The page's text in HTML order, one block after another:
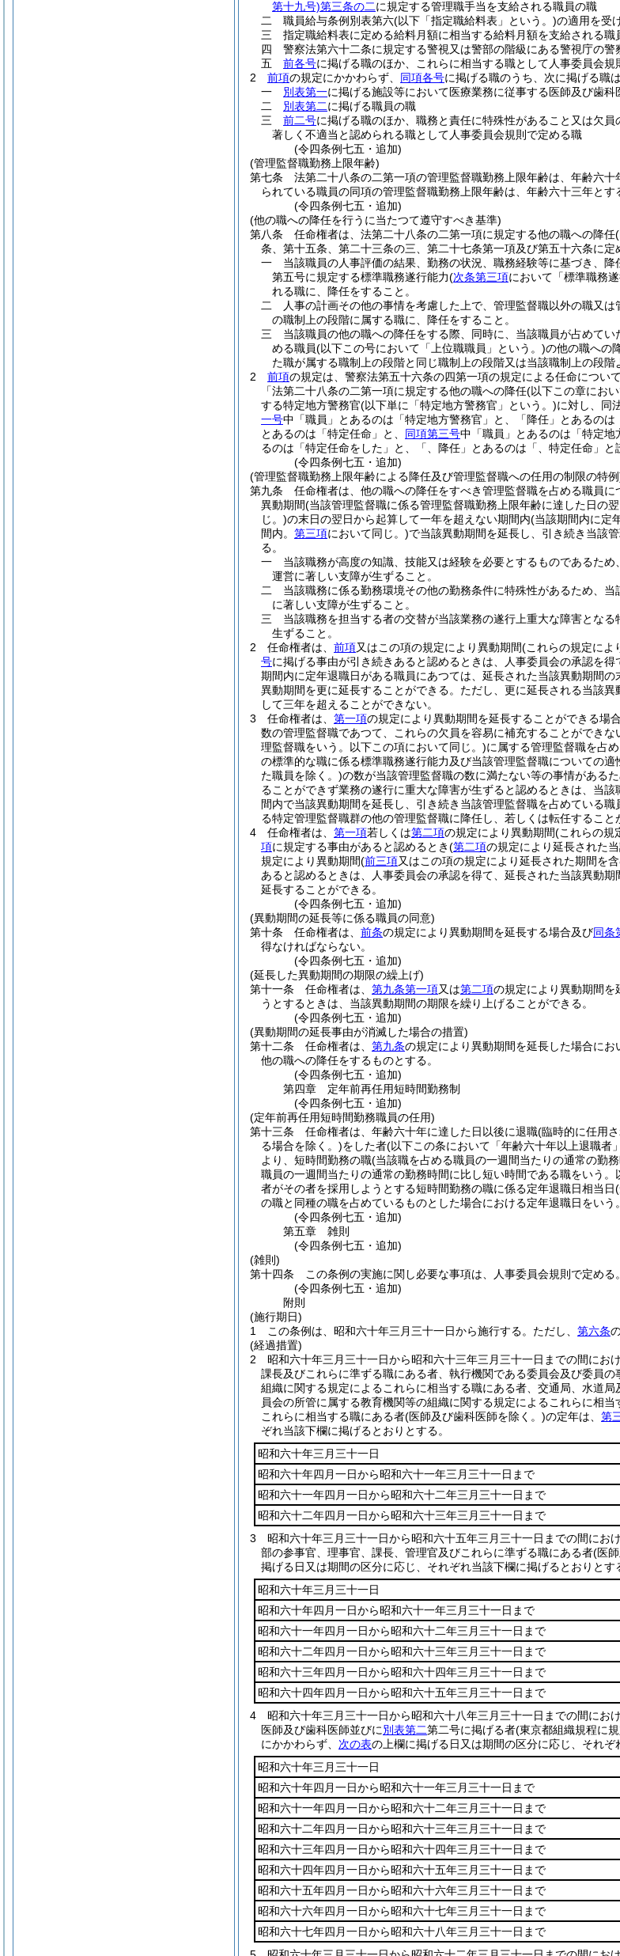
第十九号)第三条の二に規定する管理職手当を支給される職員の職
二
職員給与条例別表第六(以下「指定職給料表」という。)の適用を受
三
指定職給料表に定める給料月額に相当する給料月額を支給される職
四
警察法第六十二条に規定する警視又は警部の階級にある警視庁の警
五
前各号に掲げる職のほか、これらに相当する職として人事委員会規
2
前項の規定にかかわらず、 同項各号に掲げる職のうち、次に掲げる職は
一
別表第一に掲げる施設等において医療業務に従事する医師及び歯科
二
別表第二に掲げる職員の職
三
前二号に掲げる職のほか、職務と責任に特殊性があること又は欠
著しく不適当と認められる職として人事委員会規則で定める職
(令四条例七五・追加)
(管理監督職勤務上限年齢)
第七条
法第二十八条の二第一項の管理監督職勤務上限年齢は、年齢六十
られている職員の同項の管理監督職勤務上限年齢は、年齢六十三年とす
(令四条例七五・追加)
(他の職への降任を行うに当たつて遵守すべき基準)
第八条
任命権者は、法第二十八条の二第一項に規定する他の職への降任
条、第十五条、第二十三条の三、第二十七条第一項及び第五十六条に
一
当該職員の人事評価の結果、勤務の状況、職務経験等に基づき、
第五号に規定する標準職務遂行能力(次条第三項において「標準職務
れる職に、降任をすること。
二
人事の計画その他の事情を考慮した上で、管理監督職以外の職又
の職制上の段階に属する職に、降任をすること。
三
当該職員の他の職への降任をする際、同時に、当該職員が占めて
める職員(以下この号において「上位職職員」という。)の他の職への
た職が属する職制上の段階と同じ職制上の段階又は当該職制上の段
2
前項の規定は、警察法第五十六条の四第一項の規定による任命について
「法第二十八条の二第一項に規定する他の職への降任(以下この章にお
する特定地方警務官(以下単に「特定地方警務官」という。)に対し、同
一号中「職員」とあるのは「特定地方警務官」と、「降任」とあるのは
とあるのは「特定任命」と、 同項第三号中「職員」とあるのは「特定
るのは「特定任命をした」と、「、降任」とあるのは「、特定任命」と
(令四条例七五・追加)
(管理監督職勤務上限年齢による降任及び管理監督職への任用の制限の特
第九条
任命権者は、他の職への降任をすべき管理監督職を占める職員
異動期間(当該管理監督職に係る管理監督職勤務上限年齢に達した日の
じ。)の末日の翌日から起算して一年を超えない期間内(当該期間内に定
間内。 第三項において同じ。)で当該異動期間を延長し、引き続き当該
る。
一
当該職務が高度の知識、技能又は経験を必要とするものであるた
運営に著しい支障が生ずること。
二
当該職務に係る勤務環境その他の勤務条件に特殊性があるため、
に著しい支障が生ずること。
三
当該職務を担当する者の交替が当該業務の遂行上重大な障害とな
生ずること。
2
任命権者は、 前項又はこの項の規定により異動期間(これらの規定によ
号に掲げる事由が引き続きあると認めるときは、人事委員会の承認を
期間内に定年退職日がある職員にあつては、延長された当該異動期間の
異動期間を更に延長することができる。 ただし、更に延長される当該
して三年を超えることができない。
3
任命権者は、 第一項の規定により異動期間を延長することができる場
数の管理監督職であつて、これらの欠員を容易に補充することができ
理監督職をいう。以下この項において同じ。)に属する管理監督職を占
の標準的な職に係る標準職務遂行能力及び当該管理監督職についての適
た職員を除く。)の数が当該管理監督職の数に満たない等の事情がある
ることができず業務の遂行に重大な障害が生ずると認めるときは、当
間内で当該異動期間を延長し、引き続き当該管理監督職を占めている
る特定管理監督職群の他の管理監督職に降任し、若しくは転任すること
4
任命権者は、 第一項若しくは第二項の規定により異動期間(これらの規
項に規定する事由があると認めるとき(第二項の規定により延長された
規定により異動期間(前三項又はこの項の規定により延長された期間を
あると認めるときは、人事委員会の承認を得て、延長された当該異動
延長することができる。
(令四条例七五・追加)
(異動期間の延長等に係る職員の同意)
第十条
任命権者は、 前条の規定により異動期間を延長する場合及び同条
得なければならない。
(令四条例七五・追加)
(延長した異動期間の期限の繰上げ)
第十一条
任命権者は、 第九条第一項又は第二項の規定により異動期間を
うとするときは、当該異動期間の期限を繰り上げることができる。
(令四条例七五・追加)
(異動期間の延長事由が消滅した場合の措置)
第十二条
任命権者は、 第九条の規定により異動期間を延長した場合に
他の職への降任をするものとする。
(令四条例七五・追加)
第四章
定年前再任用短時間勤務制
(令四条例七五・追加)
(定年前再任用短時間勤務職員の任用)
第十三条
任命権者は、年齢六十年に達した日以後に退職(臨時的に任用
る場合を除く。)をした者(以下この条において「年齢六十年以上退職者
より、短時間勤務の職(当該職を占める職員の一週間当たりの通常の勤
職員の一週間当たりの通常の勤務時間に比し短い時間である職をいう
者がその者を採用しようとする短時間勤務の職に係る定年退職日相当日
の職と同種の職を占めているものとした場合における定年退職日をいう
(令四条例七五・追加)
第五章
雑則
(令四条例七五・追加)
(雑則)
第十四条
この条例の実施に関し必要な事項は、人事委員会規則で定める。
(令四条例七五・追加)
附則
(施行期日)
1
この条例は、昭和六十年三月三十一日から施行する。 ただし、 第六条
(経過措置)
2
昭和六十年三月三十一日から昭和六十三年三月三十一日までの間にお
課長及びこれらに準ずる職にある者、執行機関である委員会及び委員
組織に関する規定によるこれらに相当する職にある者、交通局、水道
員会の所管に属する教育機関等の組織に関する規定によるこれらに相当
これらに相当する職にある者(医師及び歯科医師を除く。)の定年は、 第
ぞれ当該下欄に掲げるとおりとする。
昭和六十年三月三十一日
昭和六十年四月一日から昭和六十一年三月三十一日まで
昭和六十一年四月一日から昭和六十二年三月三十一日まで
昭和六十二年四月一日から昭和六十三年三月三十一日まで
3
昭和六十年三月三十一日から昭和六十五年三月三十一日までの間にお
部の参事官、理事官、課長、管理官及びこれらに準ずる職にある者(医
掲げる日又は期間の区分に応じ、それぞれ当該下欄に掲げるとおりとす
昭和六十年三月三十一日
昭和六十年四月一日から昭和六十一年三月三十一日まで
昭和六十一年四月一日から昭和六十二年三月三十一日まで
昭和六十二年四月一日から昭和六十三年三月三十一日まで
昭和六十三年四月一日から昭和六十四年三月三十一日まで
昭和六十四年四月一日から昭和六十五年三月三十一日まで
4
昭和六十年三月三十一日から昭和六十八年三月三十一日までの間にお
医師及び歯科医師並びに別表第二第二号に掲げる者(東京都組織規程に
にかかわらず、 次の表の上欄に掲げる日又は期間の区分に応じ、それぞ
昭和六十年三月三十一日
昭和六十年四月一日から昭和六十一年三月三十一日まで
昭和六十一年四月一日から昭和六十二年三月三十一日まで
昭和六十二年四月一日から昭和六十三年三月三十一日まで
昭和六十三年四月一日から昭和六十四年三月三十一日まで
昭和六十四年四月一日から昭和六十五年三月三十一日まで
昭和六十五年四月一日から昭和六十六年三月三十一日まで
昭和六十六年四月一日から昭和六十七年三月三十一日まで
昭和六十七年四月一日から昭和六十八年三月三十一日まで